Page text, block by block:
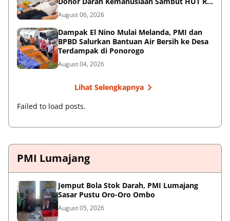
ke-81
August 06, 2026
Dampak El Nino Mulai Melanda, PMI dan
BPBD Salurkan Bantuan Air Bersih ke Desa
Terdampak di Ponorogo
August 04, 2026
Lihat Selengkapnya
Failed to load posts.
PMI Lumajang
Jemput Bola Stok Darah, PMI Lumajang
Sasar Pustu Oro-Oro Ombo
August 05, 2026